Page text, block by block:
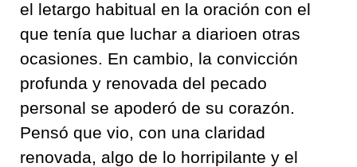
el letargo habitual en la oración con el
que tenía que luchar a diarioen otras
ocasiones. En cambio, la convicción
profunda y renovada del pecado
personal se apoderó de su corazón.
Pensó que vio, con una claridad
renovada, algo de lo horripilante y el